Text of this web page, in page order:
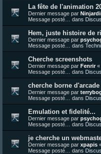
La fête de l'animation
Dernier message par
Message posté… dans
Hem, juste histoire de
Dernier message par
Message posté… dans
Cherche screenshots
Dernier message par Fenrir«
Message posté… dans
cherche borne d'arcade
Dernier message par
Message posté… dans
Emulation et fidelité...
Dernier message par
Message posté… dans
je cherche un
Dernier message par xpapis
Message posté… dans